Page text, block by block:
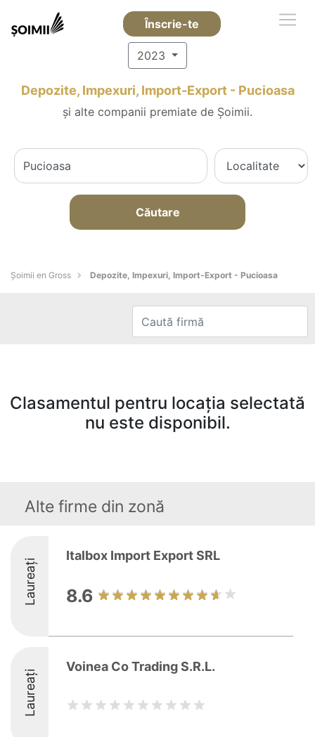
Înscrie-te
2023
Depozite, Impexuri, Import-Export - Pucioasa
și alte companii premiate de Șoimii.
Căutare
Șoimii en Gross Depozite, Impexuri, Import-Export - Pucioasa
Clasamentul pentru locația selectată
nu este disponibil.
Alte firme din zonă
Laureați
Italbox Import Export SRL
8.6
Laureați
Voinea Co Trading S.R.L.